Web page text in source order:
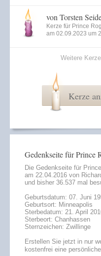
von Torsten
Kerze für Prince
am 02.09.2023 um
Weitere
Kerze
Gedenkseite für Prince
Die Gedenkseite für
am 22.04.2016 von
und bisher 36.537 mal
Geburtsdatum: 07. Juni
Geburtsort: Minneapolis
Sterbedatum: 21. April
Sterbeort: Chanhassen
Sternzeichen: Zwillinge
Erstellen Sie jetzt in nur
kostenfrei eine